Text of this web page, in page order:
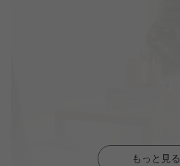
もっと見る